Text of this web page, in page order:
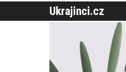
Ukrajinci.cz